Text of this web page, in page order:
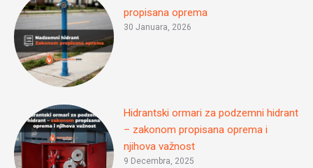
propisana oprema
30 Januara, 2026
Hidrantski ormari za podzemni hidrant
– zakonom propisana oprema i
njihova važnost
9 Decembra, 2025